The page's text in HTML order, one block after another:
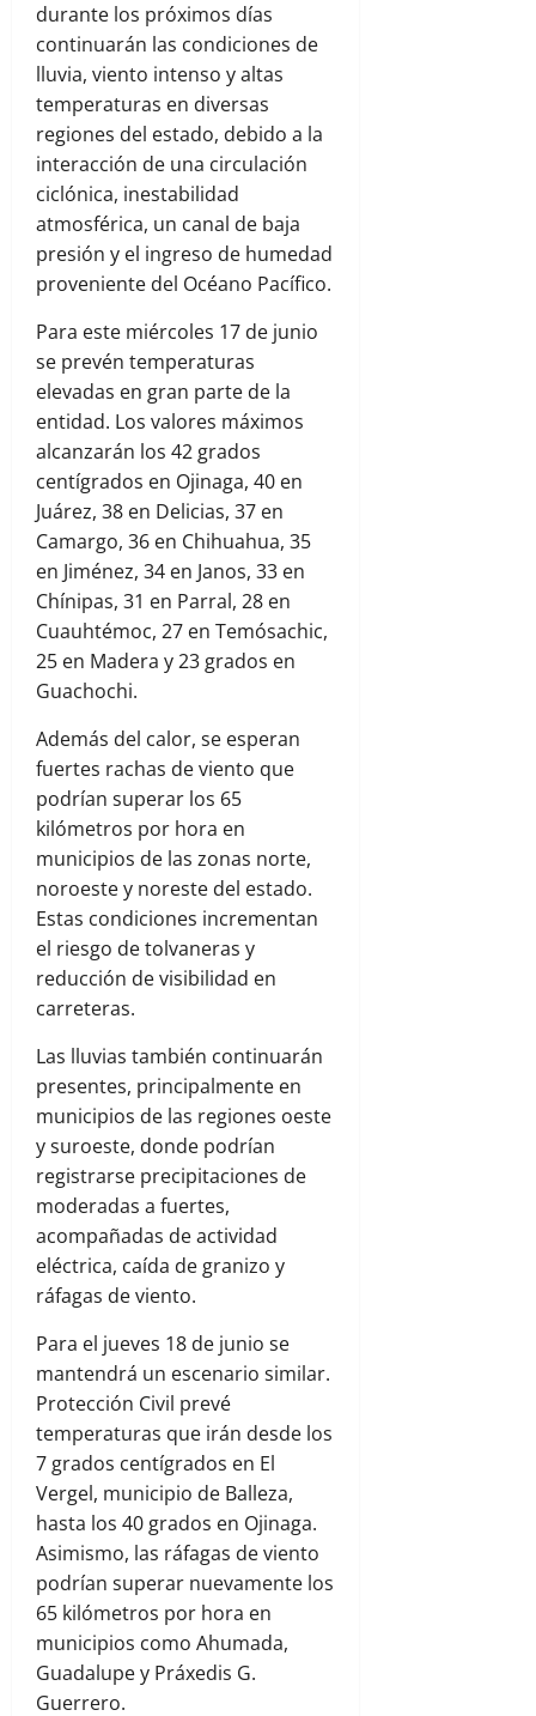
durante los próximos días
continuarán las condiciones de
lluvia, viento intenso y altas
temperaturas en diversas
regiones del estado, debido a la
interacción de una circulación
ciclónica, inestabilidad
atmosférica, un canal de baja
presión y el ingreso de humedad
proveniente del Océano Pacífico.
Para este miércoles 17 de junio
se prevén temperaturas
elevadas en gran parte de la
entidad. Los valores máximos
alcanzarán los 42 grados
centígrados en Ojinaga, 40 en
Juárez, 38 en Delicias, 37 en
Camargo, 36 en Chihuahua, 35
en Jiménez, 34 en Janos, 33 en
Chínipas, 31 en Parral, 28 en
Cuauhtémoc, 27 en Temósachic,
25 en Madera y 23 grados en
Guachochi.
Además del calor, se esperan
fuertes rachas de viento que
podrían superar los 65
kilómetros por hora en
municipios de las zonas norte,
noroeste y noreste del estado.
Estas condiciones incrementan
el riesgo de tolvaneras y
reducción de visibilidad en
carreteras.
Las lluvias también continuarán
presentes, principalmente en
municipios de las regiones oeste
y suroeste, donde podrían
registrarse precipitaciones de
moderadas a fuertes,
acompañadas de actividad
eléctrica, caída de granizo y
ráfagas de viento.
Para el jueves 18 de junio se
mantendrá un escenario similar.
Protección Civil prevé
temperaturas que irán desde los
7 grados centígrados en El
Vergel, municipio de Balleza,
hasta los 40 grados en Ojinaga.
Asimismo, las ráfagas de viento
podrían superar nuevamente los
65 kilómetros por hora en
municipios como Ahumada,
Guadalupe y Práxedis G.
Guerrero.